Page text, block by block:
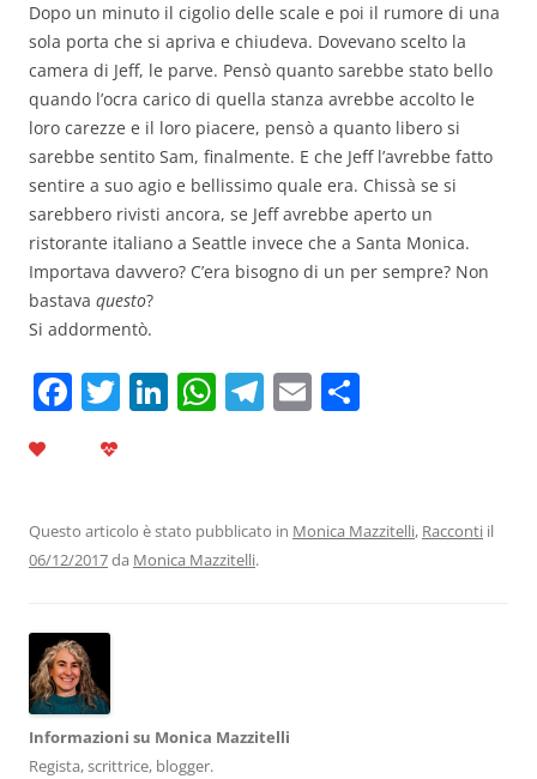
Dopo un minuto il cigolio delle scale e poi il rumore di una
sola porta che si apriva e chiudeva. Dovevano scelto la
camera di Jeff, le parve. Pensò quanto sarebbe stato bello
quando l’ocra carico di quella stanza avrebbe accolto le
loro carezze e il loro piacere, pensò a quanto libero si
sarebbe sentito Sam, finalmente. E che Jeff l’avrebbe fatto
sentire a suo agio e bellissimo quale era. Chissà se si
sarebbero rivisti ancora, se Jeff avrebbe aperto un
ristorante italiano a Seattle invece che a Santa Monica.
Importava davvero? C’era bisogno di un per sempre? Non
bastava questo?
Si addormentò.
F
b
o
o
k
T Li
dI
n
W
A
p
T
a
E
vi
Questo articolo è stato pubblicato in Monica Mazzitelli, Racconti il
06/12/2017da Monica Mazzitelli.
Informazioni su Monica Mazzitelli
Regista, scrittrice, blogger.